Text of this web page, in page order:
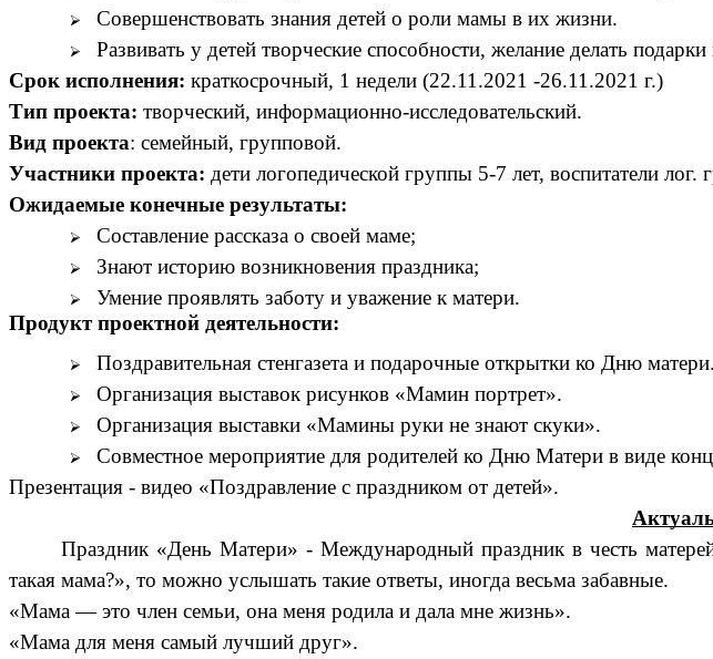
Совершенствовать знания детей о роли мамы в их жизни.
Развивать у детей творческие способности, желание делать
Срок исполнения: краткосрочный, 1 недели (22.11.2021 -26.11.2021 г.)
Тип проекта: творческий, информационно-исследовательский.
Вид проекта: семейный, групповой.
Участники проекта: дети логопедической группы 5-7 лет, воспитатели
Ожидаемые конечные результаты:
Составление рассказа о своей маме;
Знают историю возникновения праздника;
Умение проявлять заботу и уважение к матери.
Продукт проектной деятельности:
Поздравительная стенгазета и подарочные открытки ко Дню матери.
Организация выставок рисунков «Мамин портрет».
Организация выставки «Мамины руки не знают скуки».
Совместное мероприятие для родителей ко Дню Матери в виде
Презентация - видео «Поздравление с праздником от детей».
Праздник «День Матери» - Международный праздник в честь
такая мама?», то можно услышать такие ответы, иногда весьма забавные.
«Мама — это член семьи, она меня родила и дала мне жизнь».
«Мама для меня самый лучший друг».